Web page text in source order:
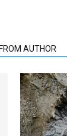
AUTHOR